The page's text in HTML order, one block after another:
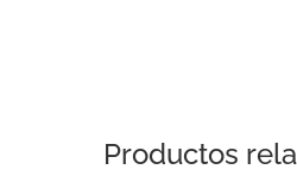
Productos